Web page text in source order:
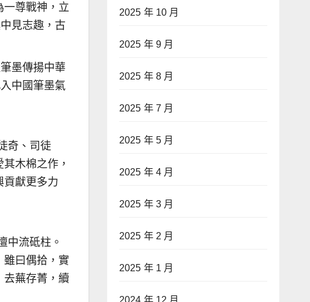
一尊戰神，立
見志趣，古
墨傳揚中華
中國筆墨氣
奇、司徒
木棉之作，
獻更多力
中流砥柱。
雖曰偶拾，實
去蕪存菁，續
2025 年 10 月
2025 年 9 月
2025 年 8 月
2025 年 7 月
2025 年 5 月
2025 年 4 月
2025 年 3 月
2025 年 2 月
2025 年 1 月
2024 年 12 月